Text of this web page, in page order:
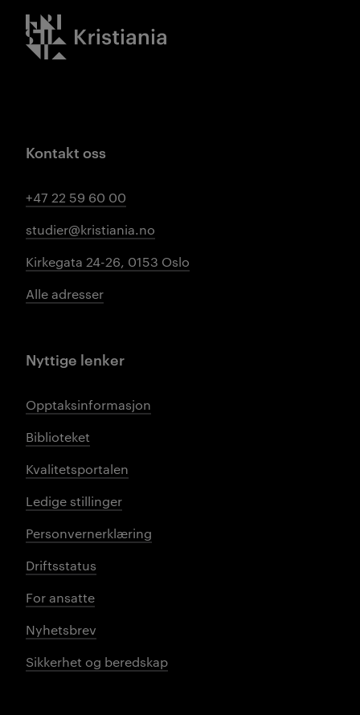
Kristiania logo
Kontakt oss
+47 22 59 60 00
studier@kristiania.no
Kirkegata 24-26, 0153 Oslo
Alle adresser
Nyttige lenker
Opptaksinformasjon
Biblioteket
Kvalitetsportalen
Ledige stillinger
Personvernerklæring
Driftsstatus
For ansatte
Nyhetsbrev
Sikkerhet og beredskap